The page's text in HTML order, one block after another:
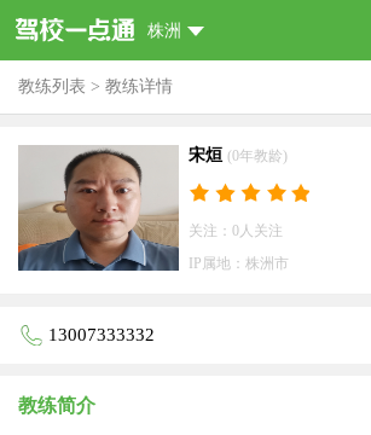
株洲
教练列表 > 教练详情
宋烜 (0年教龄)
关注：0人关注
IP属地：株洲市
13007333332
教练简介